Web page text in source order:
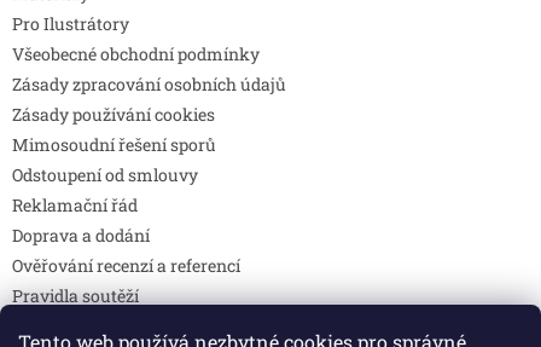
Tento web používá nezbytné cookies pro správné
Pro Ilustrátory
Všeobecné obchodní podmínky
Zásady zpracování osobních údajů
Zásady používání cookies
Mimosoudní řešení sporů
Odstoupení od smlouvy
Reklamační řád
Doprava a dodání
Ověřování recenzí a referencí
Pravidla soutěží